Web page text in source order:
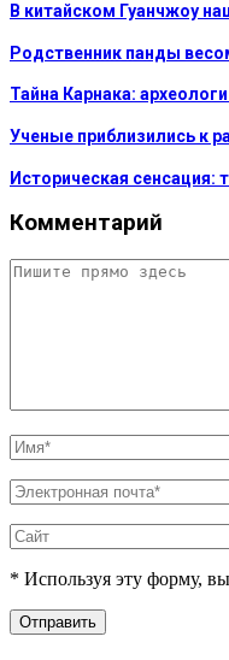
В китайском Гуанчжоу
Родственник панды
Тайна Карнака:
Ученые приблизились к
Историческая сенсация:
Комментарий
* Используя эту форму,